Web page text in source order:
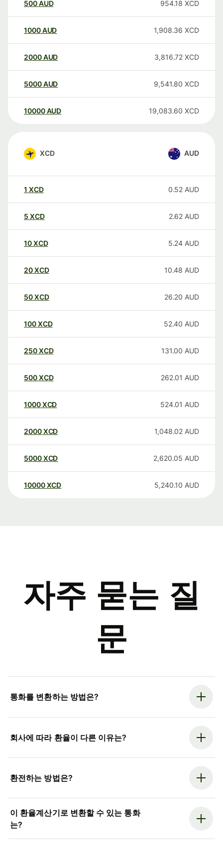
500AUD 954.18 XCD
1000AUD 1,908.36 XCD
2000AUD 3,816.72 XCD
5000AUD 9,541.80 XCD
10000 AUD 19,083.60 XCD
XCD AUD
1 XCD 0.52 AUD
5 XCD 2.62 AUD
10XCD 5.24 AUD
20XCD 10.48 AUD
50XCD 26.20 AUD
100XCD 52.40 AUD
250XCD 131.00 AUD
500XCD 262.01 AUD
1000XCD 524.01 AUD
2000XCD 1,048.02 AUD
5000XCD 2,620.05 AUD
10000 XCD 5,240.10 AUD
자주 묻는 질
문
통화를 변환하는 방법은?
회사에 따라 환율이 다른 이유는?
환전하는 방법은?
이 환율계산기로 변환할 수 있는 통화
는?